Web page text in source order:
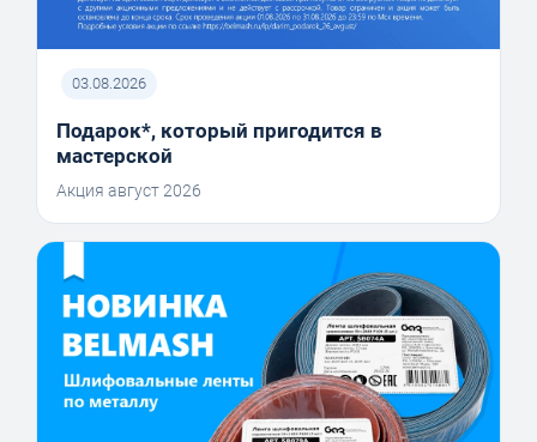
03.08.2026
Подарок*, который пригодится в
мастерской
Акция август 2026